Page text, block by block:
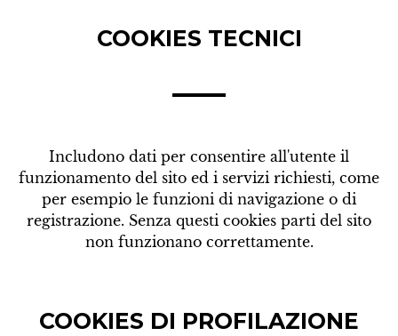
COOKIES TECNICI
Includono dati per consentire all'utente il
funzionamento del sito ed i servizi richiesti, come
per esempio le funzioni di navigazione o di
registrazione. Senza questi cookies parti del sito
non funzionano correttamente.
COOKIES DI PROFILAZIONE